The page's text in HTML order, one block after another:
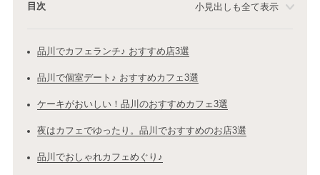
目次 小見出しも全て表示
品川でカフェランチ♪ おすすめ店3選
品川で個室デート♪ おすすめカフェ3選
ケーキがおいしい！品川のおすすめカフェ3選
夜はカフェでゆったり。品川でおすすめのお店3選
品川でおしゃれカフェめぐり♪